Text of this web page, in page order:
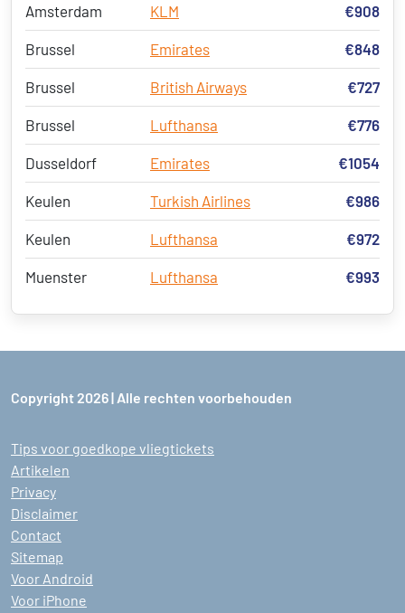
Amsterdam
KLM €908
Brussel Emirates €848
Brussel British Airways €727
Brussel Lufthansa €776
Dusseldorf Emirates €1054
Keulen Turkish Airlines €986
Keulen Lufthansa €972
Muenster Lufthansa €993
Copyright 2026 | Alle rechten voorbehouden
Tips voor goedkope vliegtickets
Artikelen
Privacy
Disclaimer
Contact
Sitemap
Voor Android
Voor iPhone